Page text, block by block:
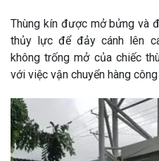
Thùng kín được mở bửng và
thủy lực để đảy cánh lên
không trống mở của chiếc
với việc vận chuyển hàng